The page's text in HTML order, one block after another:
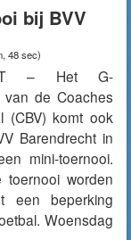
bij BVV
48 sec)
– Het G-
van de Coaches
(CBV) komt ook
Barendrecht in
mini-toernooi.
toernooi worden
een beperking
Woensdag